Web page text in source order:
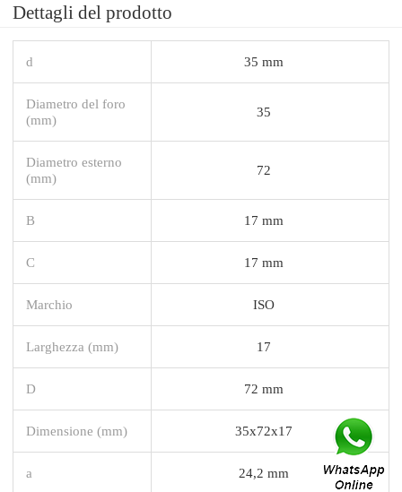
Dettagli del prodotto
d 35 mm
Diametro del foro
(mm)
35
Diametro esterno
(mm)
72
B 17 mm
C 17 mm
Marchio ISO
Larghezza (mm) 17
D 72 mm
Dimensione (mm) 35x72x17
a 24,2 mm